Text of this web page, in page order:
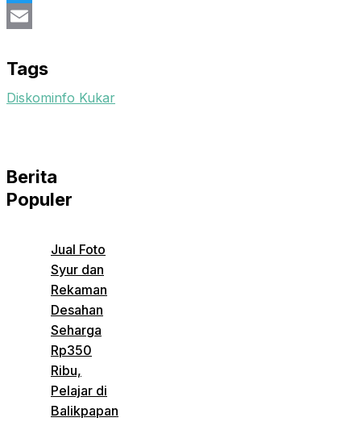
Twitter
Tags
Diskominfo Kukar
Berita
Populer
Jual Foto
Syur dan
Rekaman
Desahan
Seharga
Rp350
Ribu,
Pelajar di
Balikpapan